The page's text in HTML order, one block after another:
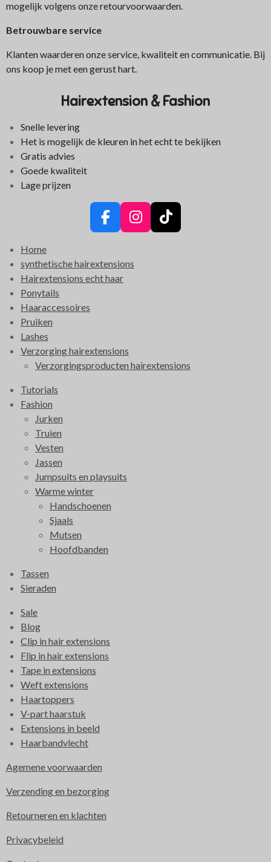
mogelijk volgens onze retourvoorwaarden.
Betrouwbare service
Klanten waarderen onze service, kwaliteit en communicatie. Bij
ons koop je met een gerust hart.
Hairextension & Fashion
Snelle levering
Het is mogelijk de kleuren in het echt te bekijken
Gratis advies
Goede kwaliteit
Lage prijzen
F
e
b
I
T
Home
synthetische hairextensions
Hairextensions echt haar
Ponytails
Haaraccessoires
Pruiken
Lashes
Verzorging hairextensions
Verzorgingsproducten hairextensions
Tutorials
Fashion
Jurken
Truien
Vesten
Jassen
Jumpsuits en playsuits
Warme winter
Handschoenen
Sjaals
Mutsen
Hoofdbanden
Tassen
Sieraden
Sale
Blog
Clip in hair extensions
Flip in hair extensions
Tape in extensions
Weft extensions
Haartoppers
V-part haarstuk
Extensions in beeld
Haarbandvlecht
Agemene voorwaarden
Verzending en bezorging
Retourneren en klachten
Privacybeleid